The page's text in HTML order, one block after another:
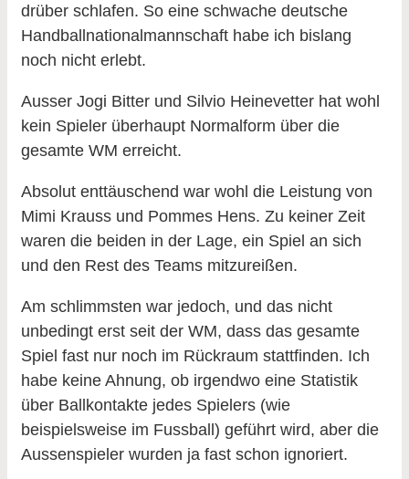
drüber schlafen. So eine schwache deutsche
Handballnationalmannschaft habe ich bislang
noch nicht erlebt.
Ausser Jogi Bitter und Silvio Heinevetter hat wohl
kein Spieler überhaupt Normalform über die
gesamte WM erreicht.
Absolut enttäuschend war wohl die Leistung von
Mimi Krauss und Pommes Hens. Zu keiner Zeit
waren die beiden in der Lage, ein Spiel an sich
und den Rest des Teams mitzureißen.
Am schlimmsten war jedoch, und das nicht
unbedingt erst seit der WM, dass das gesamte
Spiel fast nur noch im Rückraum stattfinden. Ich
habe keine Ahnung, ob irgendwo eine Statistik
über Ballkontakte jedes Spielers (wie
beispielsweise im Fussball) geführt wird, aber die
Aussenspieler wurden ja fast schon ignoriert.